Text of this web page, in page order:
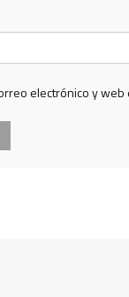
electrónico y